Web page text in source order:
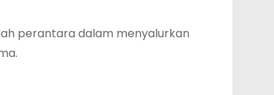
perantara dalam menyalurkan